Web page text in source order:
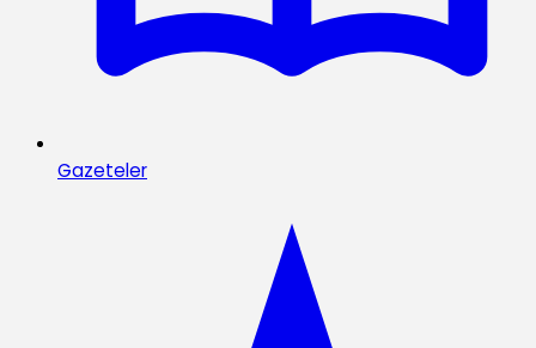
Gazeteler